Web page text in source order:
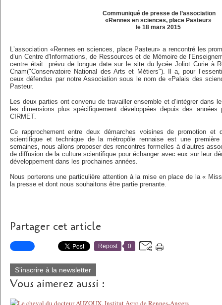
Communiqué de presse de l’association
«Rennes en sciences, place Pasteur»
le 18 mars 2015
Lʼassociation «Rennes en sciences, place Pasteur» a rencontré les
dʼun Centre d'Informations, de Ressources et de Mémoire de
centre était prévu de longue date sur le site du lycée Joliot Curie à
Cnam("Conservatoire National des Arts et Métiers"). Il a, pour
ceux défendus par notre Association sous le nom de «Palais des
Pasteur.
Les deux parties ont convenu de travailler ensemble et dʼintégrer dans
les dimensions plus spécifiquement développées depuis des
CIRMET.
Ce rapprochement entre deux démarches voisines de promotion et
scientifique et technique de la métropôle rennaise est une
semaines, nous allons proposer des rencontres formelles à d’autres
de diffusion de la culture scientifique pour échanger avec eux sur leur
développement dans les prochaines années.
Nous porterons une particulière attention à la mise en place de la «
la presse et dont nous souhaitons être partie prenante.
Partager cet article
Repost 0
S'inscrire à la newsletter
Vous aimerez aussi :